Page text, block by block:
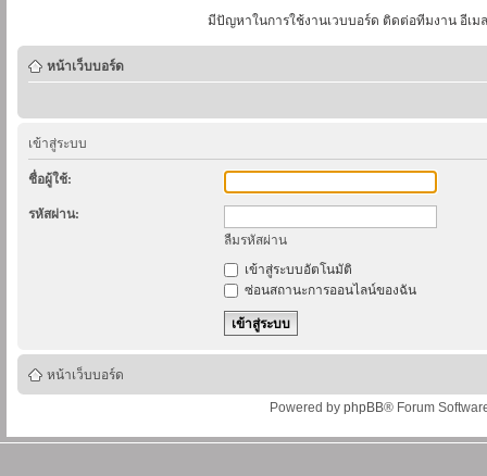
มีปัญหาในการใช้งานเวบบอร์ด ติดต่อทีมงาน อีเม
หน้าเว็บบอร์ด
เข้าสู่ระบบ
ชื่อผู้ใช้:
รหัสผ่าน:
ลืมรหัสผ่าน
เข้าสู่ระบบอัตโนมัติ
ซ่อนสถานะการออนไลน์ของฉัน
หน้าเว็บบอร์ด
Powered by phpBB® Forum